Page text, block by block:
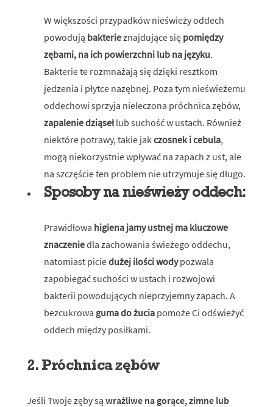
W większości przypadków nieświeży oddech
powodują bakterieznajdujące się pomiędzy
zębami, na ich powierzchni lub na języku.
Bakterie te rozmnażają się dzięki resztkom
jedzenia i płytce nazębnej. Poza tym nieświeżemu
oddechowi sprzyja nieleczona próchnica zębów,
zapalenie dziąsełlub suchość w ustach. Również
niektóre potrawy, takie jakczosnek i cebula,
mogą niekorzystnie wpływać na zapach z ust, ale
na szczęście ten problem nie utrzymuje się długo.
Sposoby na nieświeży oddech:
Prawidłowa higiena jamy ustnej ma kluczowe
znaczeniedla zachowania świeżego oddechu,
natomiast piciedużej ilości wodypozwala
zapobiegać suchości w ustach i rozwojowi
bakterii powodujących nieprzyjemny zapach. A
bezcukrowa guma do żucia pomoże Ci odświeżyć
oddech między posiłkami.
2. Próchnica zębów
Jeśli Twoje zęby są wrażliwe na gorące, zimne lub